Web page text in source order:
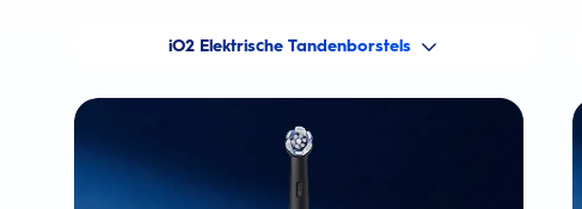
iO2 Elektrische Tandenborstels